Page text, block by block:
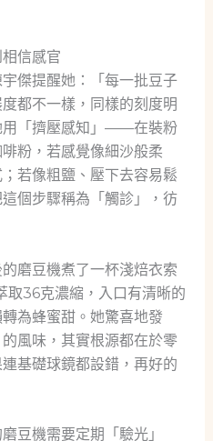
信感官
傑提醒她：「每一批豆子
都不一樣，同樣的刻度明
用「擠壓感知」——在裝粉
粉，若感覺像細沙般柔
若像粗鹽、壓下去容易鬆
個步驟稱為「觸診」，彷
磨豆機煮了一杯淺焙衣索
取36克濃縮，入口有清晰的
為蜂蜜甜。她驚喜地發
風味，其實根源都在於零
基礎球鏡都設錯，再好的
豆機需要定期「驗光」